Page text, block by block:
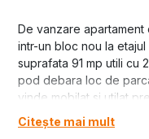
De vanzare apartament
intr-un bloc nou la
suprafata 91 mp utili cu
pod debara loc de
vinde mobilat si utilat
ID 11550
Citește mai mult